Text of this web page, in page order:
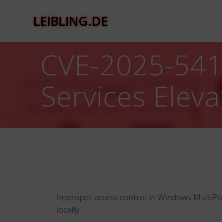
LEIBLING.DE
CVE-2025-
Services
Improper access control in Windows
locally.